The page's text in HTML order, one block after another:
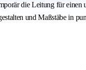
die Leitung für einen
und Maßstäbe in